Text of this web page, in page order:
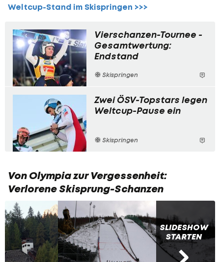
Weltcup-Stand im Skispringen >>>
Vierschanzen-Tournee -
Gesamtwertung:
Endstand
Skispringen
Zwei ÖSV-Topstars legen
Weltcup-Pause ein
Skispringen
Von Olympia zur Vergessenheit:
Verlorene Skisprung-Schanzen
SLIDESHOW
STARTEN